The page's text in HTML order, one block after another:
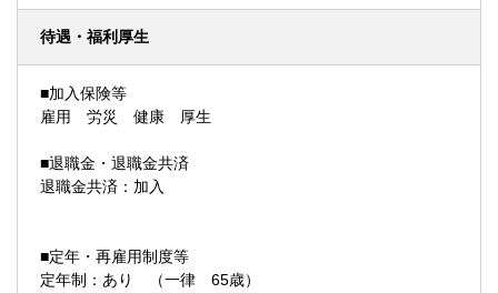
待遇・福利厚生
■加入保険等
雇用 労災 健康 厚生
■退職金・退職金共済
退職金共済：加入
■定年・再雇用制度等
定年制：あり （一律 65歳）